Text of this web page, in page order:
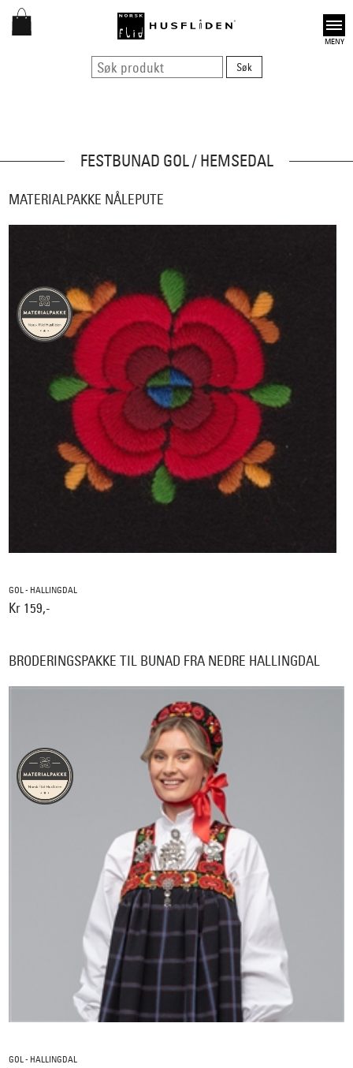
Open
FESTBUNAD GOL / HEMSEDAL
MATERIALPAKKE NÅLEPUTE
GOL - HALLINGDAL
Kr 159,-
BRODERINGSPAKKE TIL BUNAD FRA NEDRE HALLINGDAL
GOL - HALLINGDAL